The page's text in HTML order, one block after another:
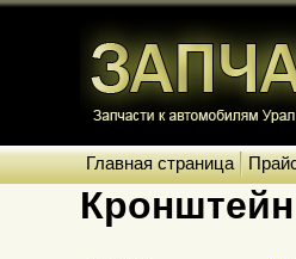
Главная страница